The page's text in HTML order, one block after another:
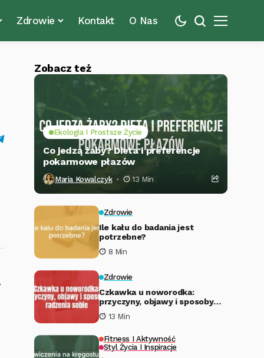
Zdrowie Kontakt O Nas
Zobacz też
Ekologia I Prostsze Życie
Co jedzą żaby? Dieta i preferencje
pokarmowe płazów
Maria Kowalczyk 13 Min
Zdrowie
Ile kału do badania jest
potrzebne?
8 Min
Zdrowie
Czkawka u noworodka:
przyczyny, objawy i sposoby
radzenia sobie
13 Min
Fitness I Aktywność
Styl Życia I Inspiracje